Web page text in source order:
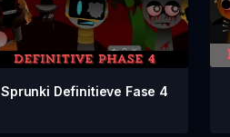
Sprunki Definitieve Fase 4